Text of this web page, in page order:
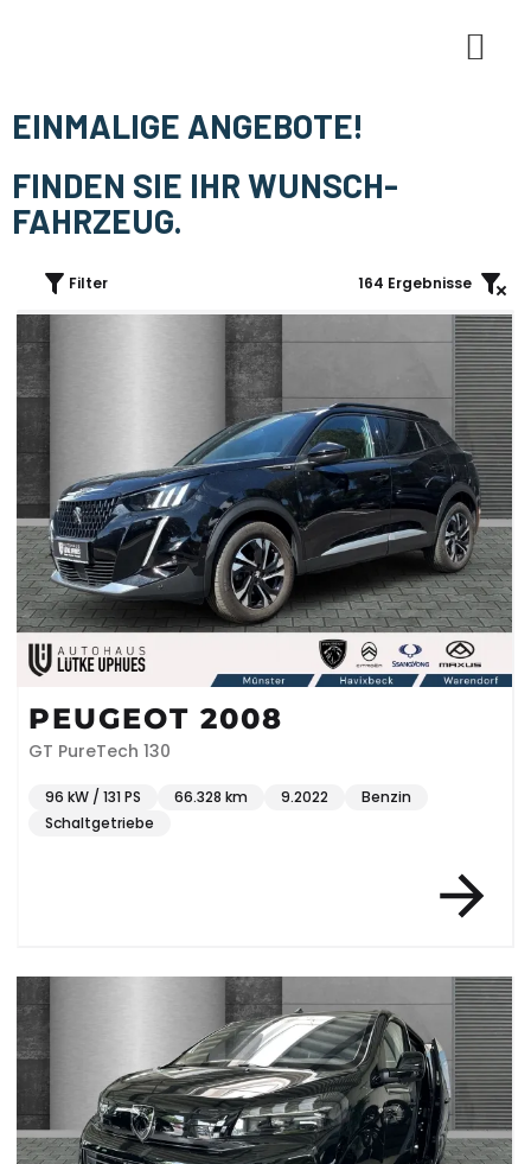
EINMALIGE ANGEBOTE!
FINDEN SIE IHR WUNSCH-
FAHRZEUG.
Filter 164 Ergebnisse
PEUGEOT 2008
GT PureTech 130
96 kW / 131 PS 66.328 km 9.2022
Benzin
Schaltgetriebe